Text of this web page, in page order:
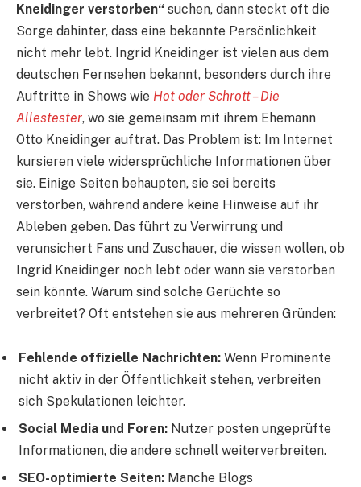
Kneidinger verstorben“ suchen, dann steckt oft die
Sorge dahinter, dass eine bekannte Persönlichkeit
nicht mehr lebt. Ingrid Kneidinger ist vielen aus dem
deutschen Fernsehen bekannt, besonders durch ihre
Auftritte in Shows wie Hot oder Schrott – Die
Allestester, wo sie gemeinsam mit ihrem Ehemann
Otto Kneidinger auftrat. Das Problem ist: Im Internet
kursieren viele widersprüchliche Informationen über
sie. Einige Seiten behaupten, sie sei bereits
verstorben, während andere keine Hinweise auf ihr
Ableben geben. Das führt zu Verwirrung und
verunsichert Fans und Zuschauer, die wissen wollen, ob
Ingrid Kneidinger noch lebt oder wann sie verstorben
sein könnte. Warum sind solche Gerüchte so
verbreitet? Oft entstehen sie aus mehreren Gründen:
Fehlende offizielle Nachrichten: Wenn Prominente
nicht aktiv in der Öffentlichkeit stehen, verbreiten
sich Spekulationen leichter.
Social Media und Foren: Nutzer posten ungeprüfte
Informationen, die andere schnell weiterverbreiten.
SEO-optimierte Seiten: Manche Blogs